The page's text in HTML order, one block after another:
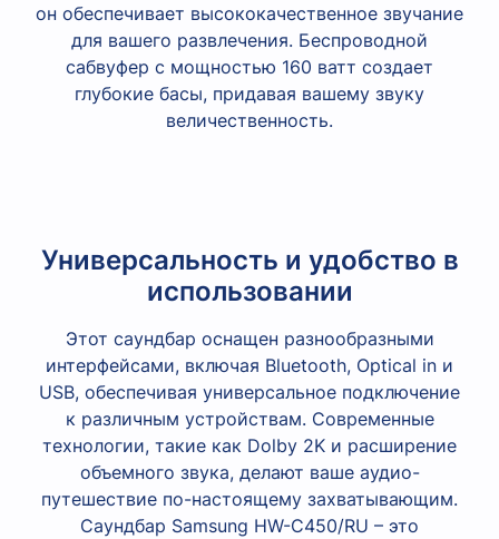
он обеспечивает высококачественное звучание
для вашего развлечения. Беспроводной
сабвуфер с мощностью 160 ватт создает
глубокие басы, придавая вашему звуку
величественность.
Универсальность и удобство в
использовании
Этот саундбар оснащен разнообразными
интерфейсами, включая Bluetooth, Optical in и
USB, обеспечивая универсальное подключение
к различным устройствам. Современные
технологии, такие как Dolby 2K и расширение
объемного звука, делают ваше аудио-
путешествие по-настоящему захватывающим.
Саундбар Samsung HW-C450/RU – это